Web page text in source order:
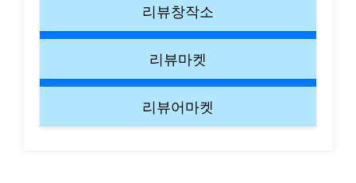
리뷰창작소
리뷰마켓
리뷰어마켓